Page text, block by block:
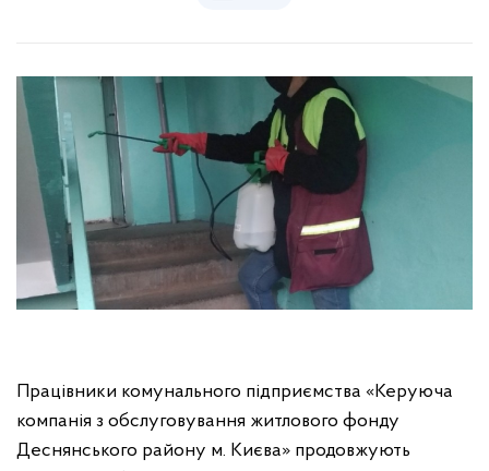
Працівники комунального підприємства «Керуюча
компанія з обслуговування житлового фонду
Деснянського району м. Києва» продовжують